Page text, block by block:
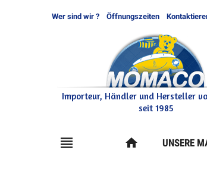
Wer sind wir ? Öffnungszeiten
Importeur, Händler und Hersteller
seit 1985
 home UNSERE